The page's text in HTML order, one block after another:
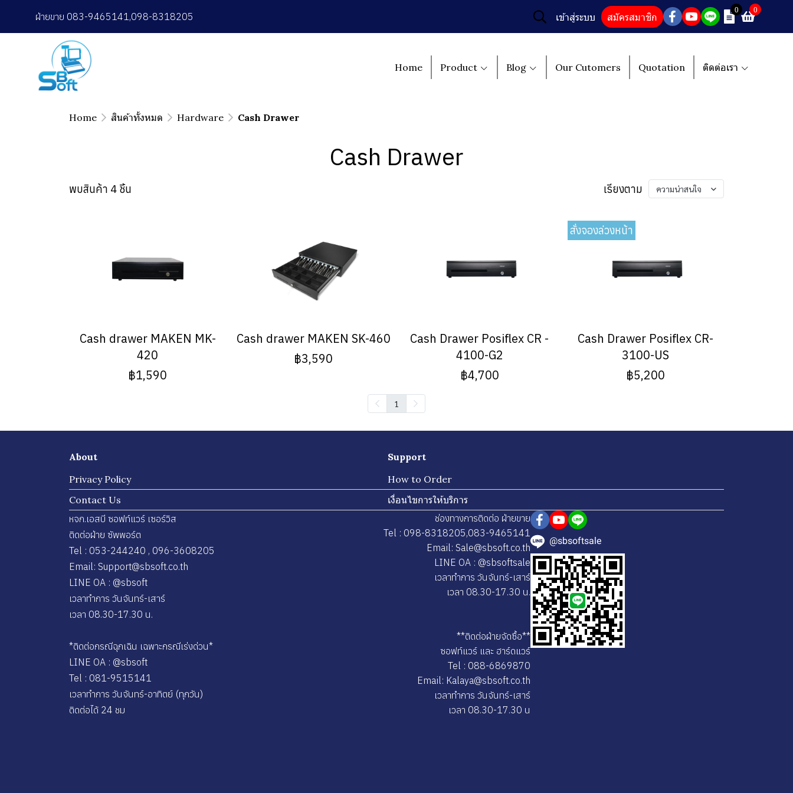
ฝ่ายขาย 083-9465141,098-8318205 เข้าสู่ระบบ สมัครสมาชิก
0 0
Home Product Blog Our Cutomers Quotation ติดต่อเรา
Home สินค้าทั้งหมด Hardware Cash Drawer
Cash Drawer
พบสินค้า 4 ชิ้น เรียงตาม ความน่าสนใจ
Cash drawer MAKEN MK-
420
฿1,590
Cash drawer MAKEN SK-460
฿3,590
Cash Drawer Posiflex CR -
4100-G2
฿4,700
สั่งจองล่วงหน้า
Cash Drawer Posiflex CR-
3100-US
฿5,200
1
About
Privacy Policy
Contact Us
Support
How to Order
เงื่อนไขการให้บริการ
หจก.เอสบี ซอฟท์แวร์ เซอร์วิส
ติดต่อฝ่าย ซัพพอร์ต
Tel : 053-244240 , 096-3608205
Email: Support@sbsoft.co.th
LINE OA : @sbsoft
เวลาทำการ วันจันทร์-เสาร์
เวลา 08.30-17.30 น.
*ติดต่อกรณีฉุกเฉิน เฉพาะกรณีเร่งด่วน*
LINE OA : @sbsoft
Tel : 081-9515141
เวลาทำการ วันจันทร์-อาทิตย์ (ทุกวัน)
ติดต่อได้ 24 ชม
ช่องทางการติดต่อ ฝ่ายขาย
Tel : 098-8318205,083-9465141
Email: Sale@sbsoft.co.th
LINE OA : @sbsoftsale
เวลาทำการ วันจันทร์-เสาร์
เวลา 08.30-17.30 น.
**ติดต่อฝ่ายจัดซื้อ**
ซอฟท์แวร์ และ ฮาร์ดแวร์
Tel : 088-6869870
Email: Kalaya@sbsoft.co.th
เวลาทำการ วันจันทร์-เสาร์
เวลา 08.30-17.30 น
@sbsoftsale